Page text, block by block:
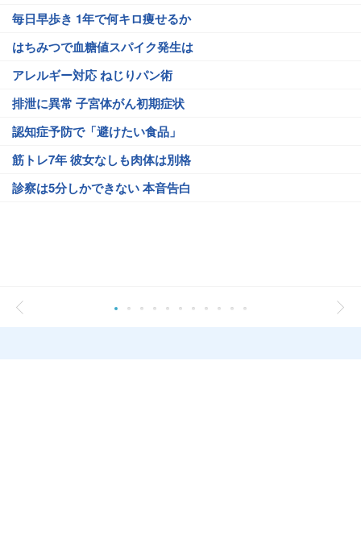
毎日早歩き 1年で何キロ痩せるか
はちみつで血糖値スパイク発生は
アレルギー対応 ねじりパン術
排泄に異常 子宮体がん初期症状
認知症予防で「避けたい食品」
筋トレ7年 彼女なしも肉体は別格
診察は5分しかできない 本音告白